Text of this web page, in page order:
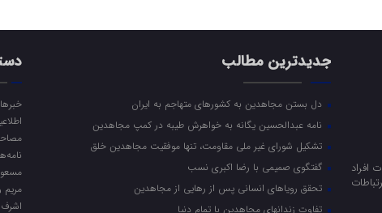
افراد
جدیدترین مطالب
دل بستن مجاهدین به کشورهای متهاجم به ایران
نامه عبدالحسین یگانه به خواهرش طیبه در کمپ مجاهدین
تشکیل شورای غیر ملی مقاومت، تنها موفقیت مجاهدین خلق
گفتگوی صمیمی با رضا اکبری نسب
تحقق رویاهای انسانی پس از رهایی از مجاهدین
تفاوت زندانهای مجاهدین با تمام دنیا
خبرها